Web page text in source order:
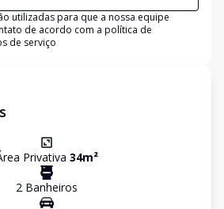
utilizadas para que a nossa equipe
de acordo com a política de
de serviço
Privativa 34m²
2 Banheiros